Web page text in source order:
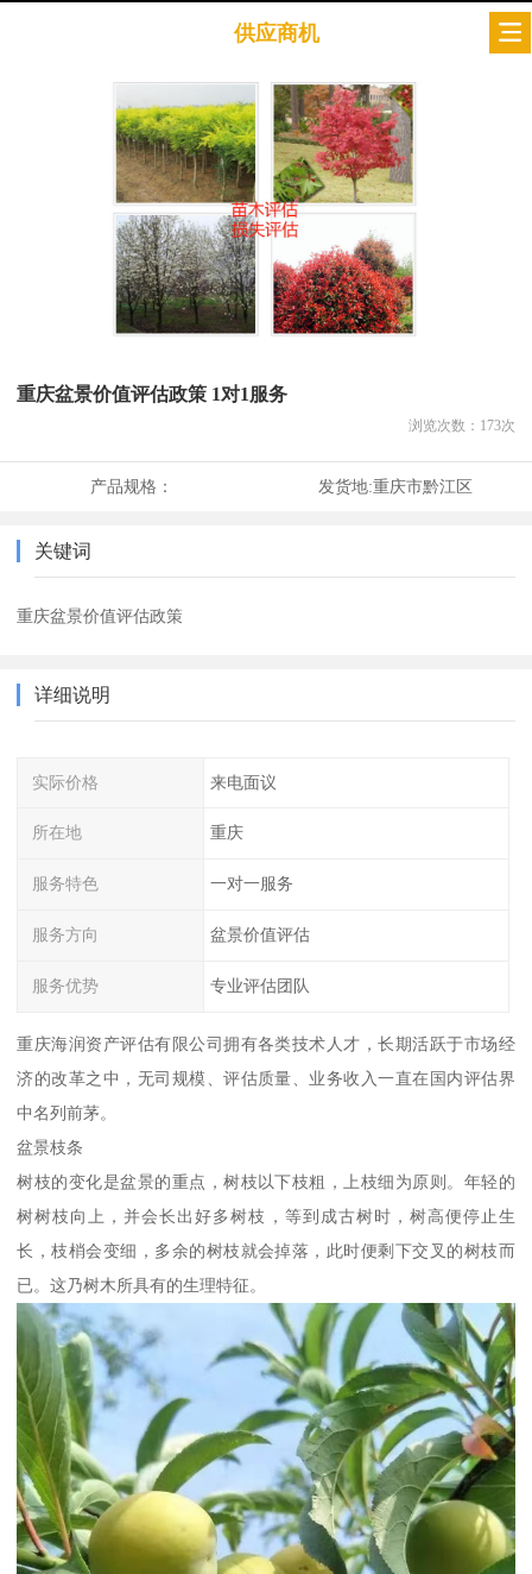
供应商机
重庆盆景价值评估政策 1对1服务
浏览次数： 173次
产品规格： 发货地:重庆市黔江区
关键词
重庆盆景价值评估政策
详细说明
实际价格 来电面议
所在地 重庆
服务特色 一对一服务
服务方向 盆景价值评估
服务优势 专业评估团队
重庆海润资产评估有限公司拥有各类技术人才，长期活跃于市场经
济的改革之中，无司规模、评估质量、业务收入一直在国内评估界
中名列前茅。
盆景枝条
树枝的变化是盆景的重点，树枝以下枝粗，上枝细为原则。年轻的
树树枝向上，并会长出好多树枝，等到成古树时，树高便停止生
长，枝梢会变细，多余的树枝就会掉落，此时便剩下交叉的树枝而
已。这乃树木所具有的生理特征。